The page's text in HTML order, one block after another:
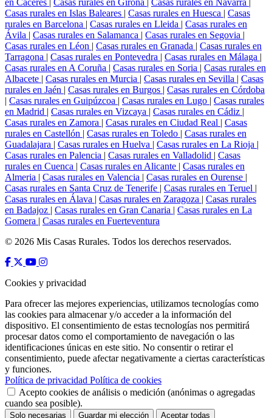
en Caceres | Casas rurales en Girona | Casas rurales en Navarra |
Casas rurales en Islas Baleares | Casas rurales en Huesca | Casas
rurales en Barcelona | Casas rurales en Lleida | Casas rurales en
Ávila | Casas rurales en Salamanca | Casas rurales en Segovia |
Casas rurales en Léon | Casas rurales en Granada | Casas rurales en
Tarragona | Casas rurales en Pontevedra | Casas rurales en Málaga |
Casas rurales en A Coruña | Casas rurales en Soria | Casas rurales en
Albacete | Casas rurales en Murcia | Casas rurales en Sevilla | Casas
rurales en Jaén | Casas rurales en Burgos | Casas rurales en Córdoba
| Casas rurales en Guipúzcoa | Casas rurales en Lugo | Casas rurales
en Madrid | Casas rurales en Vizcaya | Casas rurales en Cádiz |
Casas rurales en Zamora | Casas rurales en Ciudad Real | Casas
rurales en Castellón | Casas rurales en Toledo | Casas rurales en
Guadalajara | Casas rurales en Huelva | Casas rurales en La Rioja |
Casas rurales en Palencia | Casas rurales en Valladolid | Casas
rurales en Cuenca | Casas rurales en Alicante | Casas rurales en
Almeria | Casas rurales en Valencia | Casas rurales en Ourense |
Casas rurales en Santa Cruz de Tenerife | Casas rurales en Teruel |
Casas rurales en Álava | Casas rurales en Zaragoza | Casas rurales
en Badajoz | Casas rurales en Gran Canaria | Casas rurales en La
Gomera | Casas rurales en Fuerteventura
© 2026 Mis Casas Rurales. Todos los derechos reservados.
Cookies y privacidad
Para ofrecer las mejores experiencias, utilizamos tecnologías como
las cookies para almacenar y/o acceder a la información del
dispositivo. El consentimiento de estas tecnologías nos permitirá
procesar datos como el comportamiento de navegación o las
identificaciones únicas en este sitio. No consentir o retirar el
consentimiento, puede afectar negativamente a ciertas características
y funciones.
Política de privacidad Política de cookies
Acepto cookies de análisis o medición (anónimas o agregadas
cuando sea posible).
Solo necesarias Guardar mi elección Aceptar todas